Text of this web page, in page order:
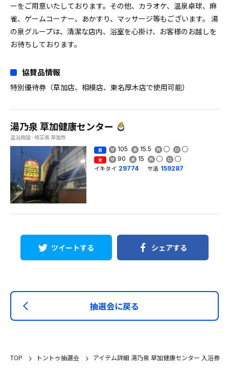
ーをご用意いたしております。その他、カラオケ、温泉卓球、麻
雀、ゲームコーナー、あかすり、マッサージ等もございます。 湯
の泉グループは、清潔な店内、浴室を心掛け、お客様のお越しを
お待ちしております。
協賛品情報
特別優待券（草加店、相模店、東名厚木店で使用可能）
湯乃泉 草加健康センター
温浴施設 - 埼玉県 草加市
男 105 15.5
女 90 15
イキタイ 29774 サ活 159287
ツイートする シェアする
抽選会に戻る
TOP トントゥ抽選会 アイテム詳細 湯乃泉 草加健康センター 入浴券